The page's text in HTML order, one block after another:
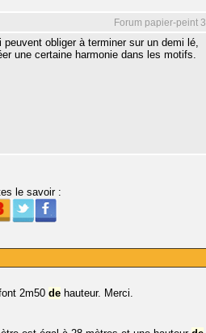
Forum papier-peint 3
obliger à terminer sur un demi lé,
une certaine harmonie dans les motifs.
le savoir :
2m50 de hauteur. Merci.